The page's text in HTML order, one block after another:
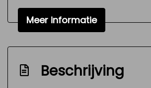
Xenon koplampen
Interieur
Aluminium interieur afwerking
Meer informatie
Beschrijving